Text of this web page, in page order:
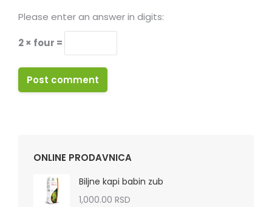
Please enter an answer in digits:
2 × four =
Post comment
ONLINE PRODAVNICA
Biljne kapi babin zub
1,000.00 RSD